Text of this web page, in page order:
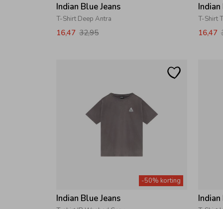
Indian Blue Jeans
T-Shirt Deep Antra
16,47 32,95
Indian
T-Shirt
16,47
-50% korting
Indian Blue Jeans Indian